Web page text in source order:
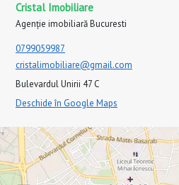
Cristal Imobiliare
Agenție imobiliară Bucuresti
0799059987
cristalimobiliare@gmail.com
Bulevardul Unirii 47 C
Deschide în Google Maps